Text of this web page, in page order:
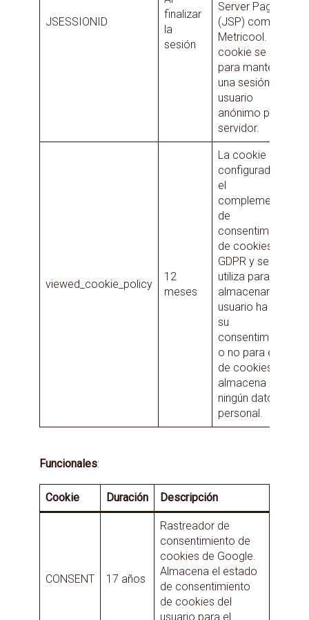
JSESSIONID
finalizar
la
sesión
Server Pages
(JSP) como
Metricool. La
cookie se utiliza
para mantener
una sesión de
usuario
anónimo por el
servidor.
viewed_cookie_policy
12
meses
La cookie está
configurada por
el
complemento
de
consentimiento
de cookies de
GDPR y se
utiliza para
almacenar si el
usuario ha dado
su
consentimiento
o no para el uso
de cookies. No
almacena
ningún dato
personal.
Funcionales:
Cookie Duración Descripción
CONSENT 17 años
Rastreador de
consentimiento de
cookies de Google.
Almacena el estado
de consentimiento
de cookies del
usuario para el